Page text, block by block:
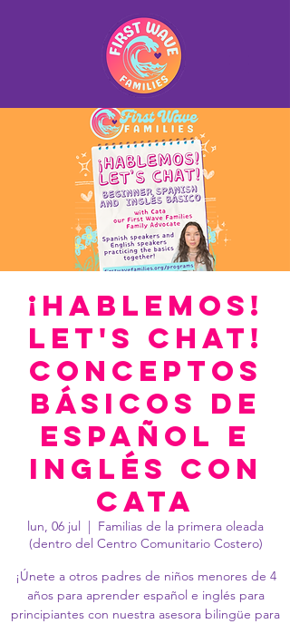
¡Hablemos!
Let's Chat!
Conceptos
básicos de
español e
inglés con
Cata
lun, 06 jul
  |
Familias de la primera oleada
(dentro del Centro Comunitario Costero)
¡Únete a otros padres de niños menores de 4
años para aprender español e inglés para
principiantes con nuestra asesora bilingüe para